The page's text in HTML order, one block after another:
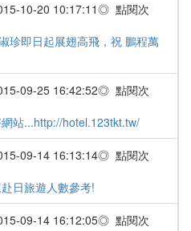
10-20 10:17:11◎ 點閱次
珍即日起展翅高飛，祝 鵬程萬
09-25 16:42:52◎ 點閱次
站...http://hotel.123tkt.tw/
09-14 16:13:14◎ 點閱次
日旅遊人數參考!
09-14 16:12:05◎ 點閱次